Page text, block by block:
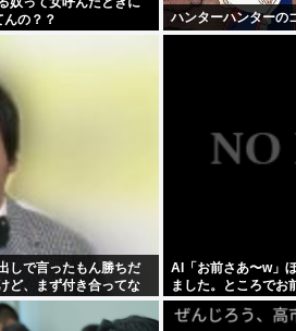
の？？
ハンターハンターの
しで言ったもん勝ちだ
ど、まず付き合ってな
のでは？
AI「お前さあ〜w」
ました。ところでお